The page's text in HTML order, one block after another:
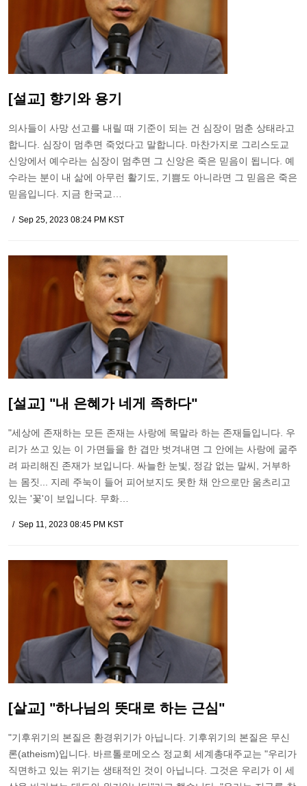
[설교] 향기와 용기
의사들이 사망 선고를 내릴 때 기준이 되는 건 심장이 멈춘 상태라고
합니다. 심장이 멈추면 죽었다고 말합니다. 마찬가지로 그리스도교
신앙에서 예수라는 심장이 멈추면 그 신앙은 죽은 믿음이 됩니다. 예
수라는 분이 내 삶에 아무런 활기도, 기쁨도 아니라면 그 믿음은 죽은
믿음입니다. 지금 한국교…
Sep 25, 2023 08:24 PM KST
[설교] "내 은혜가 네게 족하다"
"세상에 존재하는 모든 존재는 사랑에 목말라 하는 존재들입니다. 우
리가 쓰고 있는 이 가면들을 한 겹만 벗겨내면 그 안에는 사랑에 굶주
려 파리해진 존재가 보입니다. 싸늘한 눈빛, 정감 없는 말씨, 거부하
는 몸짓... 지레 주눅이 들어 피어보지도 못한 채 안으로만 움츠리고
있는 '꽃'이 보입니다. 무화…
Sep 11, 2023 08:45 PM KST
[살교] "하나님의 뜻대로 하는 근심"
"기후위기의 본질은 환경위기가 아닙니다. 기후위기의 본질은 무신
론(atheism)입니다. 바르톨로메오스 정교회 세계총대주교는 "우리가
직면하고 있는 위기는 생태적인 것이 아닙니다. 그것은 우리가 이 세